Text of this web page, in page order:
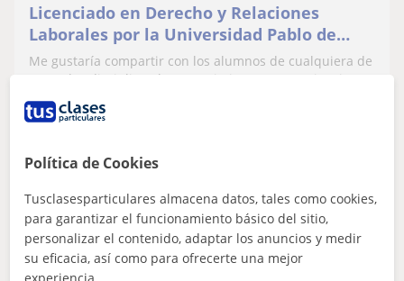
Licenciado en Derecho y Relaciones
Laborales por la Universidad Pablo de
Olavide, imparto clases e informes
jurídicos en Sevilla
Me gustaría compartir con los alumnos de cualquiera de
estas dos disciplinas los conocimientos y experiencias
ver más
Jesus
Política de Cookies
Tusclasesparticulares almacena datos, tales como cookies,
para garantizar el funcionamiento básico del sitio,
personalizar el contenido, adaptar los anuncios y medir
su eficacia, así como para ofrecerte una mejor
experiencia.